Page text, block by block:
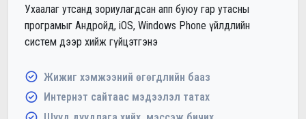
Ухаалаг утсанд зориулагдсан апп буюу гар утасны
програмыг Андройд, iOS, Windows Phone үйлдлийн
систем дээр хийж гүйцэтгэнэ
Жижиг хэмжээний өгөгдлийн бааз
Интернэт сайтаас мэдээлэл татах